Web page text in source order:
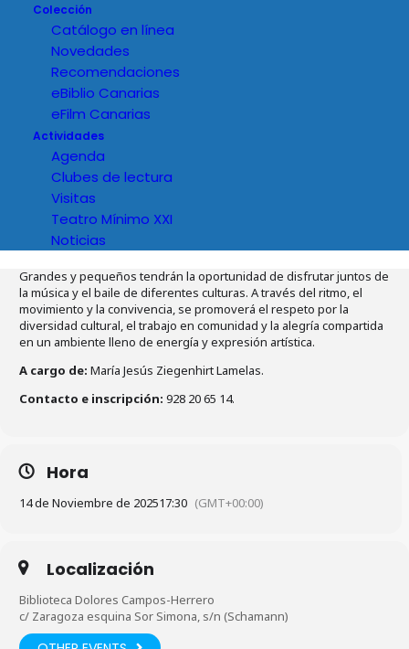
Colección
Catálogo en línea
Novedades
Recomendaciones
eBiblio Canarias
eFilm Canarias
Actividades
Agenda
Clubes de lectura
Visitas
Teatro Mínimo XXI
Noticias
Detalles del evento
Grandes y pequeños tendrán la oportunidad de disfrutar juntos de
la música y el baile de diferentes culturas. A través del ritmo, el
movimiento y la convivencia, se promoverá el respeto por la
diversidad cultural, el trabajo en comunidad y la alegría compartida
en un ambiente lleno de energía y expresión artística.
A cargo de: María Jesús Ziegenhirt Lamelas.
Contacto e inscripción: 928 20 65 14.
Hora
14 de Noviembre de 202517:30 (GMT+00:00)
Localización
Biblioteca Dolores Campos-Herrero
c/ Zaragoza esquina Sor Simona, s/n (Schamann)